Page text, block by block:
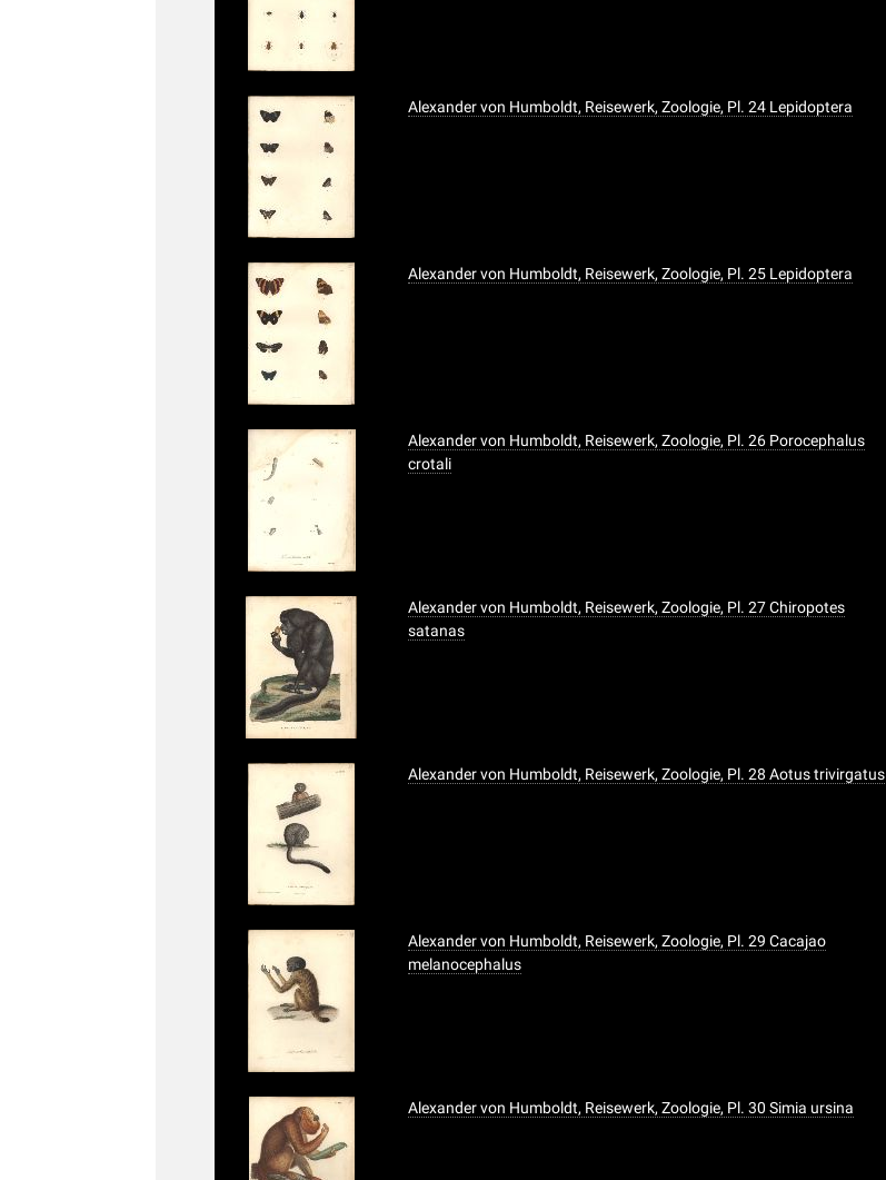
Alexander von Humboldt, Reisewerk, Zoologie, Pl. 24 Lepidoptera
Alexander von Humboldt, Reisewerk, Zoologie, Pl. 25 Lepidoptera
Alexander von Humboldt, Reisewerk, Zoologie, Pl. 26 Porocephalus
crotali
Alexander von Humboldt, Reisewerk, Zoologie, Pl. 27 Chiropotes
satanas
Alexander von Humboldt, Reisewerk, Zoologie, Pl. 28 Aotus trivirgatus
Alexander von Humboldt, Reisewerk, Zoologie, Pl. 29 Cacajao
melanocephalus
Alexander von Humboldt, Reisewerk, Zoologie, Pl. 30 Simia ursina